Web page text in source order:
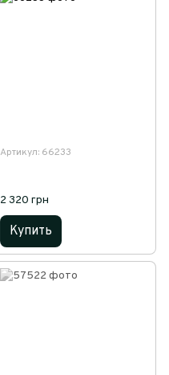
Артикул: 66233
2 320 грн
Купить